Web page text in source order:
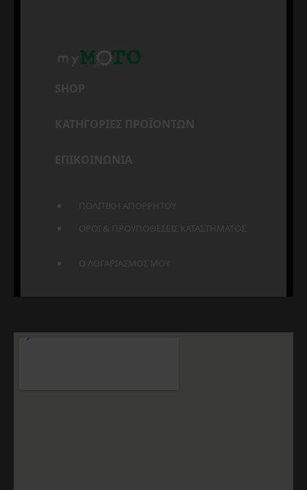
SHOP
ΚΑΤΗΓΟΡΙΕΣ ΠΡΟΪΟΝΤΩΝ
ΕΠΙΚΟΙΝΩΝΙΑ
ΠΟΛΙΤΙΚΗ ΑΠΟΡΡΗΤΟΥ
ΟΡΟΙ & ΠΡΟΫΠΟΘΕΣΕΙΣ ΚΑΤΑΣΤΗΜΑΤΟΣ
Ο ΛΟΓΑΡΙΑΣΜΟΣ ΜΟΥ